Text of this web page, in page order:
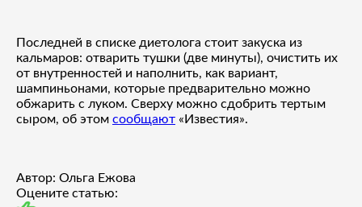
Последней в списке диетолога стоит закуска из
кальмаров: отварить тушки (две минуты), очистить их
от внутренностей и наполнить, как вариант,
шампиньонами, которые предварительно можно
обжарить с луком. Сверху можно сдобрить тертым
сыром, об этом сообщают «Известия».
Автор: Ольга Ежова
Оцените статью: